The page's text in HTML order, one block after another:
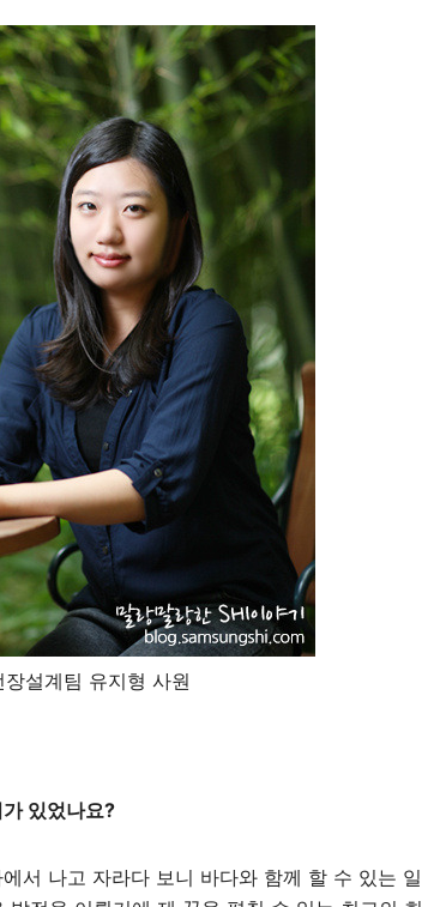
설계팀 유지형 사원
있었나요?
서 나고 자라다 보니 바다와 함께 할 수 있는 일